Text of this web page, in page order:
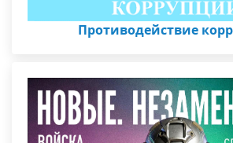
Противодействие